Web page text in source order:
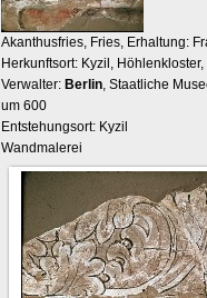
Akanthusfries, Fries, Erhaltung:
Herkunftsort: Kyzil,
Verwalter: Berlin , Staatliche
um 600
Entstehungsort: Kyzil
Wandmalerei